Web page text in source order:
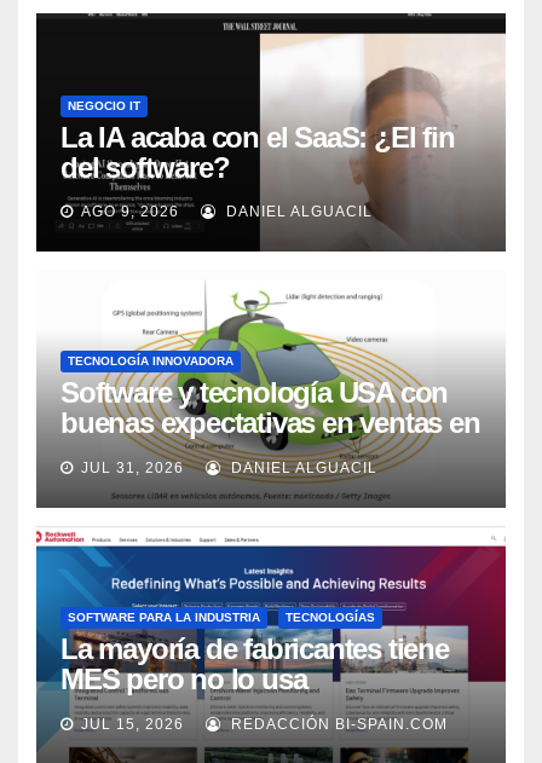
NEGOCIO IT
La IA acaba con el SaaS: ¿El fin
del software?
AGO 9, 2026 DANIEL ALGUACIL
TECNOLOGÍA INNOVADORA
Software y tecnología USA con
buenas expectativas en ventas en
los próximos 2 años, según
Market Watch
JUL 31, 2026 DANIEL ALGUACIL
SOFTWARE PARA LA INDUSTRIA TECNOLOGÍAS
La mayoría de fabricantes tiene
MES pero no lo usa
adecuadamente, según Rockwell
Automation
JUL 15, 2026 REDACCIÓN BI-SPAIN.COM